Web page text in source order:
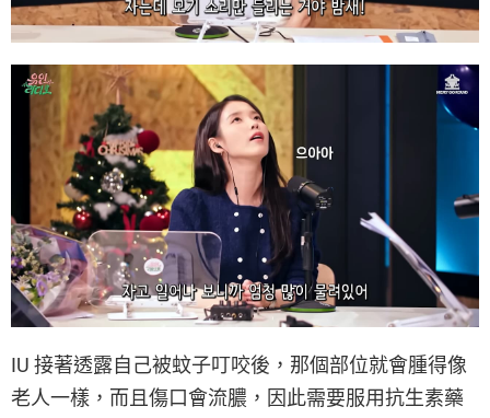
IU 接著透露自己被蚊子叮咬後，那個部位就會腫得像
老人一樣，而且傷口會流膿，因此需要服用抗生素藥